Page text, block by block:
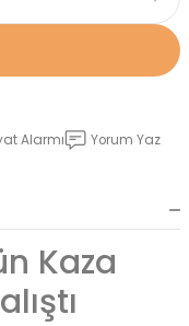
Alarmı
Yorum Yaz
Kaza